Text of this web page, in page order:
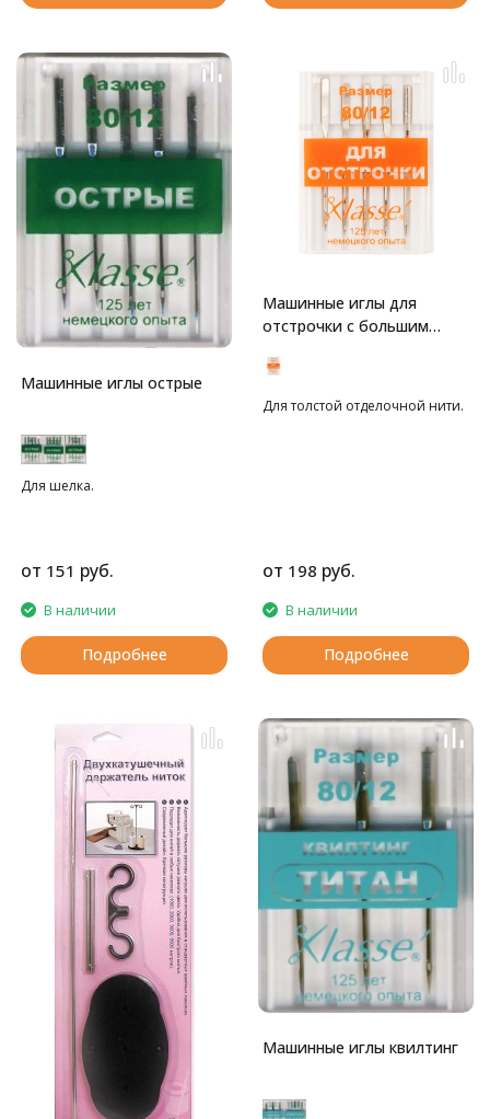
Машинные иглы острые
Для шелка.
от 151 руб.
В наличии
Подробнее
Машинные иглы для
отстрочки с большим
Для толстой отделочной нити.
от 198 руб.
В наличии
Подробнее
Машинные иглы квилтинг